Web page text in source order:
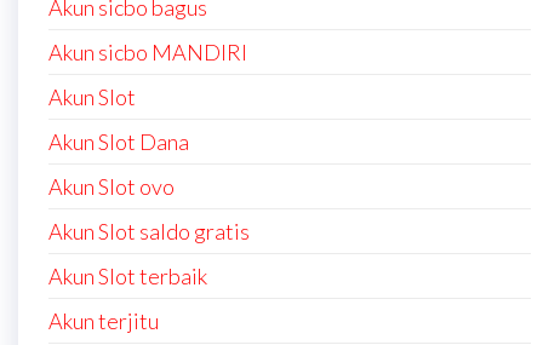
Akun sicbo bagus
Akun sicbo MANDIRI
Akun Slot
Akun Slot Dana
Akun Slot ovo
Akun Slot saldo gratis
Akun Slot terbaik
Akun terjitu